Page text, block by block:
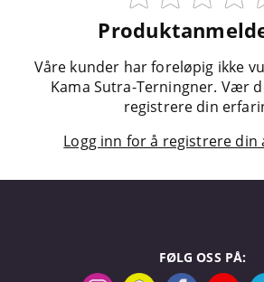
Våre kunder har foreløpig ikke
Kama Sutra-Terningner. Vær
registrere din
Logg inn for å registrere din
FØLG OSS PÅ: